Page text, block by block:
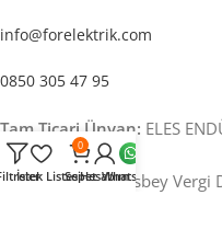
info@forelektrik.com
0850 305 47 95
Tam Ticari Ünvan: ELES
ŞTİ.
Vergi Dairesi:İlyasbey Vergi
İstek Listesi
0
SepetHesabım
Whatsapp